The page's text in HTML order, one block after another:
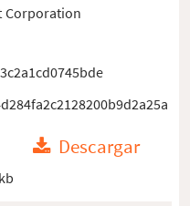
Corporation
Descargar